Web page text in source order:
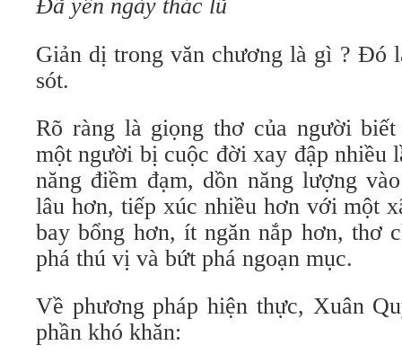
Đã yên ngày thác lũ
Giản dị trong văn chương là gì ? Đó
sót.
Rõ ràng là giọng thơ của người
một người bị cuộc đời xay đập nhiều
năng điềm đạm, dồn năng lượng
lâu hơn, tiếp xúc nhiều hơn với một
bay bổng hơn, ít ngăn nắp hơn, thơ
phá thú vị và bứt phá ngoạn mục.
Về phương pháp hiện thực, Xuân
phần khó khăn: